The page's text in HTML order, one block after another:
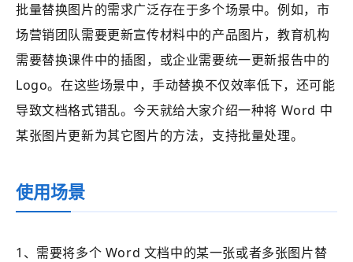
批量替换图片的需求广泛存在于多个场景中。例如，市
场营销团队需要更新宣传材料中的产品图片，教育机构
需要替换课件中的插图，或企业需要统一更新报告中的
Logo。在这些场景中，手动替换不仅效率低下，还可能
导致文档格式错乱。今天就给大家介绍一种将 Word 中
某张图片更新为其它图片的方法，支持批量处理。
使用场景
1、需要将多个 Word 文档中的某一张或者多张图片替